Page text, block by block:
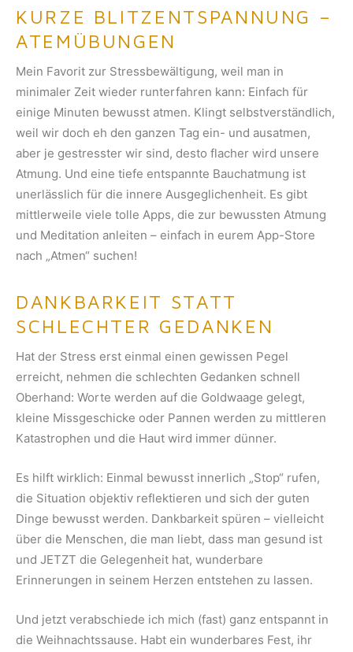
KURZE BLITZENTSPANNUNG –
ATEMÜBUNGEN
Mein Favorit zur Stressbewältigung, weil man in
minimaler Zeit wieder runterfahren kann: Einfach für
einige Minuten bewusst atmen. Klingt selbstverständlich,
weil wir doch eh den ganzen Tag ein- und ausatmen,
aber je gestresster wir sind, desto flacher wird unsere
Atmung. Und eine tiefe entspannte Bauchatmung ist
unerlässlich für die innere Ausgeglichenheit. Es gibt
mittlerweile viele tolle Apps, die zur bewussten Atmung
und Meditation anleiten – einfach in eurem App-Store
nach „Atmen“ suchen!
DANKBARKEIT STATT
SCHLECHTER GEDANKEN
Hat der Stress erst einmal einen gewissen Pegel
erreicht, nehmen die schlechten Gedanken schnell
Oberhand: Worte werden auf die Goldwaage gelegt,
kleine Missgeschicke oder Pannen werden zu mittleren
Katastrophen und die Haut wird immer dünner.
Es hilft wirklich: Einmal bewusst innerlich „Stop“ rufen,
die Situation objektiv reflektieren und sich der guten
Dinge bewusst werden. Dankbarkeit spüren – vielleicht
über die Menschen, die man liebt, dass man gesund ist
und JETZT die Gelegenheit hat, wunderbare
Erinnerungen in seinem Herzen entstehen zu lassen.
Und jetzt verabschiede ich mich (fast) ganz entspannt in
die Weihnachtssause. Habt ein wunderbares Fest, ihr